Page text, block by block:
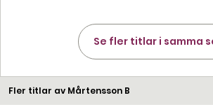
Se fler titlar i samma
Fler titlar av Mårtensson B